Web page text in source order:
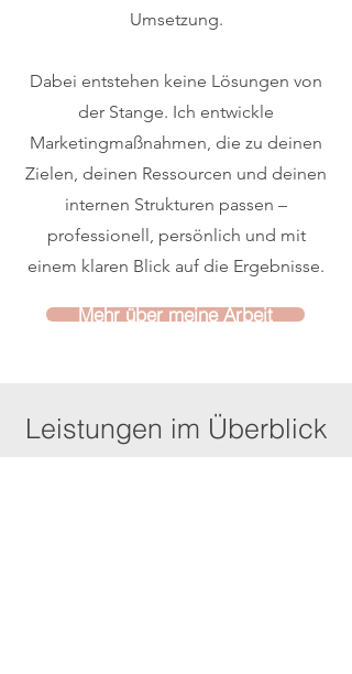
Umsetzung.
Dabei entstehen keine Lösungen von
der Stange. Ich entwickle
Marketingmaßnahmen, die zu deinen
Zielen, deinen Ressourcen und deinen
internen Strukturen passen –
professionell, persönlich und mit
einem klaren Blick auf die Ergebnisse.
Mehr über meine Arbeit
Leistungen im Überblick